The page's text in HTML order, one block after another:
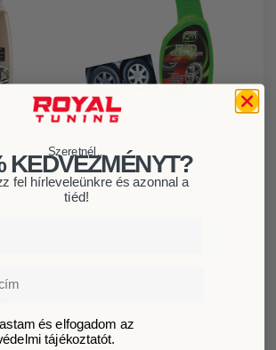
K2
Ft
Felni tisztító spray
1.499Ft
Szeretnél...
KEDVEZMÉNYT?
fel hírleveleünkre és azonnal a
tiéd!
és elfogadom az
tájékoztatót.